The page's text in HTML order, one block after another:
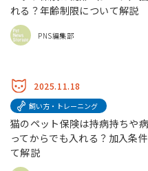
れる？年齢制限について解説
PNS編集部
2025.11.18
飼い方・トレーニング
猫のペット保険は持病持ちや
ってからでも入れる？加入条
て解説